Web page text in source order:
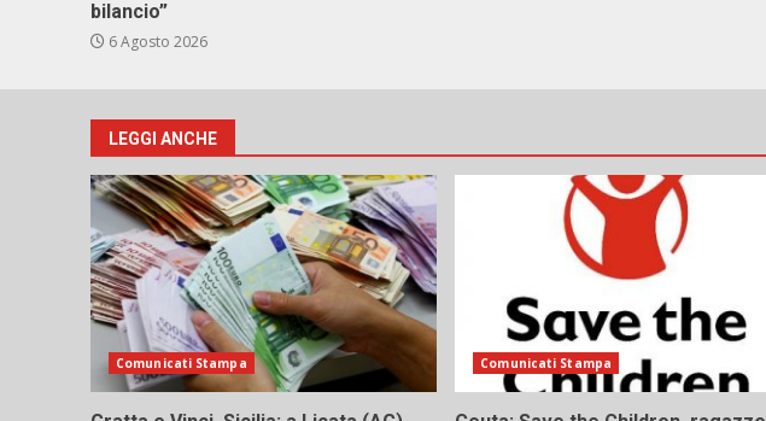
bilancio”
6 Agosto 2026
LEGGI ANCHE
Comunicati Stampa Comunicati Stampa